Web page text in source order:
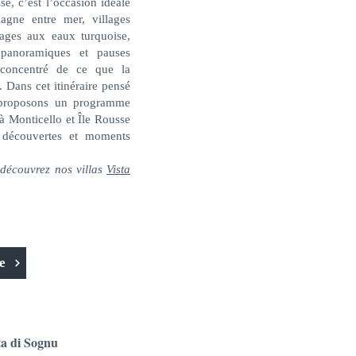
entre mer, villages
aux eaux turquoise,
et pauses
de ce que la
Dans cet itinéraire pensé
un programme
Monticello et Île Rousse
et moments
nos villas Vista
di Sognu